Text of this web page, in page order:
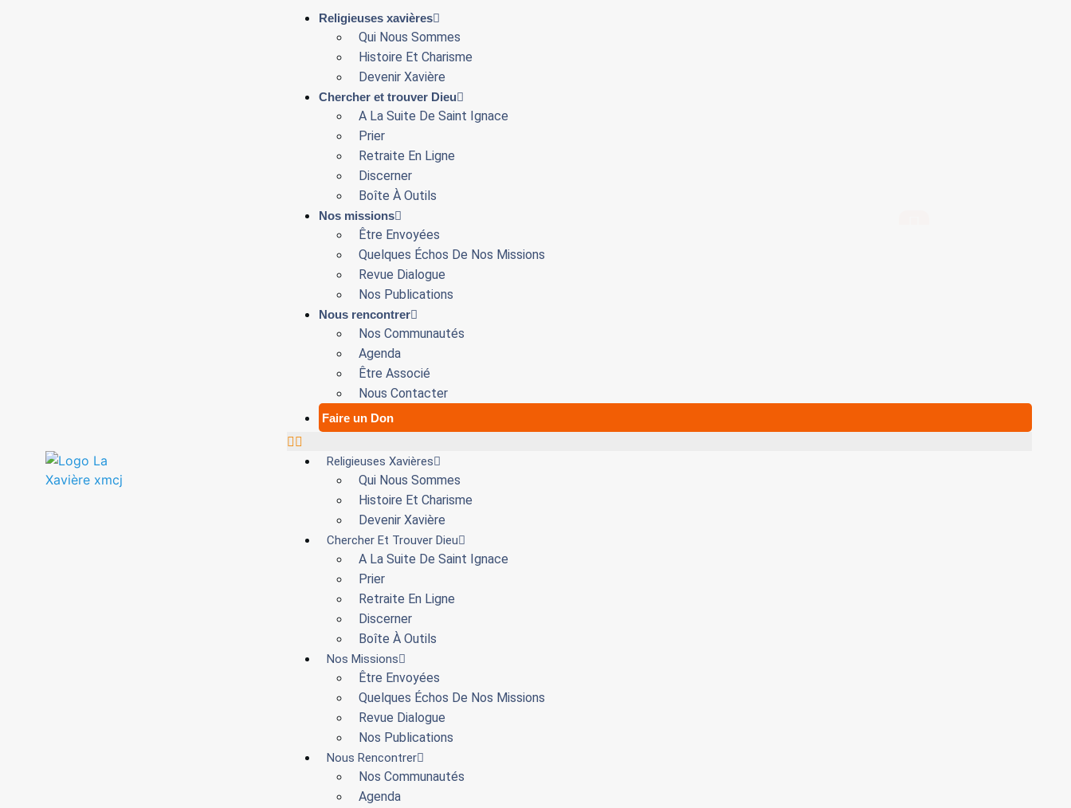
Religieuses xavières
Qui Nous Sommes
Histoire Et Charisme
Devenir Xavière
Chercher et trouver Dieu
A La Suite De Saint Ignace
Prier
Retraite En Ligne
Discerner
Boîte À Outils
Nos missions
Être Envoyées
Quelques Échos De Nos Missions
Revue Dialogue
Nos Publications
Nous rencontrer
Nos Communautés
Agenda
Être Associé
Nous Contacter
Faire un Don
Religieuses Xavières
Qui Nous Sommes
Histoire Et Charisme
Devenir Xavière
Chercher Et Trouver Dieu
A La Suite De Saint Ignace
Prier
Retraite En Ligne
Discerner
Boîte À Outils
Nos Missions
Être Envoyées
Quelques Échos De Nos Missions
Revue Dialogue
Nos Publications
Nous Rencontrer
Nos Communautés
Agenda